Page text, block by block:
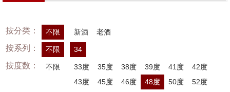
按分类： 不限 新酒 老酒
按系列： 不限 34
按度数： 不限 33度 35度 38度 39度 41度
42度
43度
45度 46度 48度 50度
52度